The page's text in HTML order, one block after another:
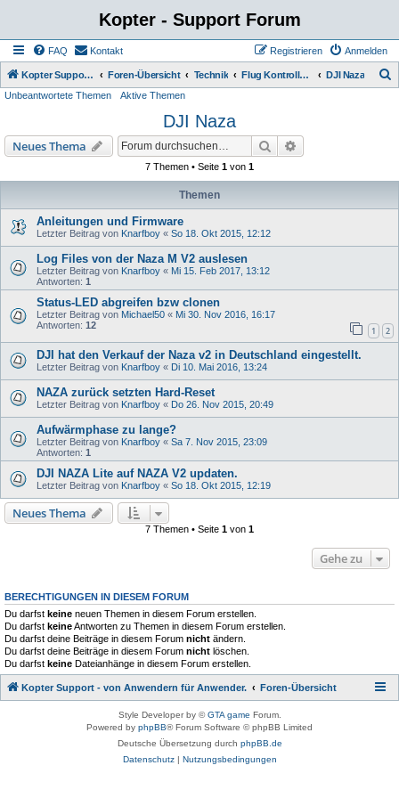
Kopter - Support Forum
FAQ Kontakt Anmelden
Registrieren
Kopter Support - von Anwendern für Anwender. Foren-Übersicht Technik Flug Kontroller ( FC ) DJI Naza
Unbeantwortete Themen Aktive Themen
DJI Naza
Neues Thema Suche
7 Themen • Seite 1 von 1
Themen
Anleitungen und Firmware
Letzter Beitrag von Knarfboy « So 18. Okt 2015, 12:12
Log Files von der Naza M V2 auslesen
Letzter Beitrag von Knarfboy « Mi 15. Feb 2017, 13:12
Antworten: 1
Status-LED abgreifen bzw clonen
Letzter Beitrag von Michael50 « Mi 30. Nov 2016, 16:17
Antworten: 12 1 2
DJI hat den Verkauf der Naza v2 in Deutschland eingestellt.
Letzter Beitrag von Knarfboy « Di 10. Mai 2016, 13:24
NAZA zurück setzten Hard-Reset
Letzter Beitrag von Knarfboy « Do 26. Nov 2015, 20:49
Aufwärmphase zu lange?
Letzter Beitrag von Knarfboy « Sa 7. Nov 2015, 23:09
Antworten: 1
DJI N​AZA Lite auf NAZA V2 updaten.
Letzter Beitrag von Knarfboy « So 18. Okt 2015, 12:19
Neues Thema
7 Themen • Seite 1 von 1
Gehe zu
BERECHTIGUNGEN IN DIESEM FORUM
Du darfst keine neuen Themen in diesem Forum erstellen.
Du darfst keineAntworten zu Themen in diesem Forum erstellen.
Du darfst deine Beiträge in diesem Forum nicht ändern.
Du darfst deine Beiträge in diesem Forum nicht löschen.
Du darfst keine Dateianhänge in diesem Forum erstellen.
Kopter Support - von Anwendern für Anwender. Foren-Übersicht
Style Developer by ©GTA game Forum.
Powered by phpBB® Forum Software © phpBB Limited
Deutsche Übersetzung durch phpBB.de
Datenschutz| Nutzungsbedingungen